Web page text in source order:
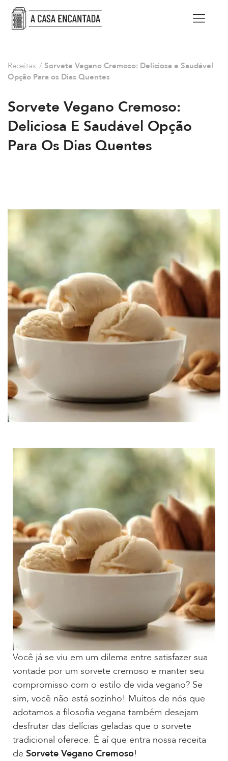
Receitas / Sorvete Vegano Cremoso: Deliciosa e Saudável
Opção Para os Dias Quentes
Sorvete Vegano Cremoso:
Deliciosa E Saudável Opção
Para Os Dias Quentes
Você já se viu em um dilema entre satisfazer sua
vontade por um sorvete cremoso e manter seu
compromisso com o estilo de vida vegano? Se
sim, você não está sozinho! Muitos de nós que
adotamos a filosofia vegana também desejam
desfrutar das delícias geladas que o sorvete
tradicional oferece. É aí que entra nossa receita
de Sorvete Vegano Cremoso!